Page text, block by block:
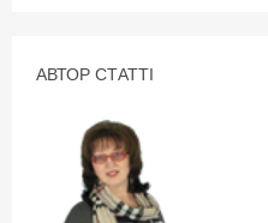
АВТОР СТАТТІ